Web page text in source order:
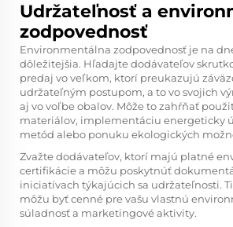
Udržateľnosť a
zodpovednosť
Environmentálna zodpovednosť je na
dôležitejšia. Hľadajte dodávateľov
predaj vo veľkom, ktorí preukazujú
udržateľným postupom, a to vo svojich
aj vo voľbe obalov. Môže to zahŕňať
materiálov, implementáciu energeticky
metód alebo ponuku ekologických
Zvažte dodávateľov, ktorí majú platné
certifikácie a môžu poskytnúť
iniciatívach týkajúcich sa udržateľnosti.
môžu byť cenné pre vašu vlastnú
súladnosť a marketingové aktivity.